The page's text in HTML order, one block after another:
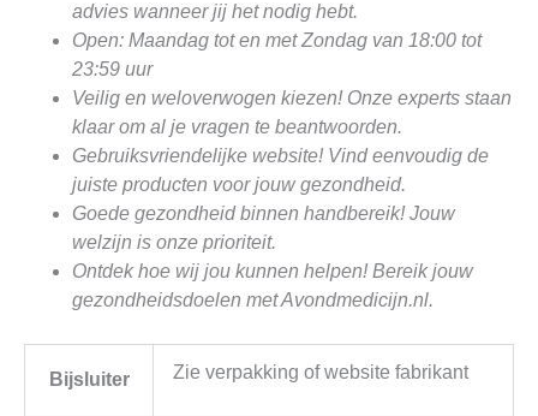
advies wanneer jij het nodig hebt.
Open: Maandag tot en met Zondag van 18:00 tot
23:59 uur
Veilig en weloverwogen kiezen! Onze experts staan
klaar om al je vragen te beantwoorden.
Gebruiksvriendelijke website! Vind eenvoudig de
juiste producten voor jouw gezondheid.
Goede gezondheid binnen handbereik! Jouw
welzijn is onze prioriteit.
Ontdek hoe wij jou kunnen helpen! Bereik jouw
gezondheidsdoelen met Avondmedicijn.nl.
Bijsluiter Zie verpakking of website fabrikant